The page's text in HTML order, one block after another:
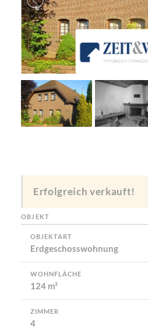
Erfolgreich verkauft!
OBJEKT
OBJEKTART
Erdgeschosswohnung
WOHNFLÄCHE
124 m²
ZIMMER
4